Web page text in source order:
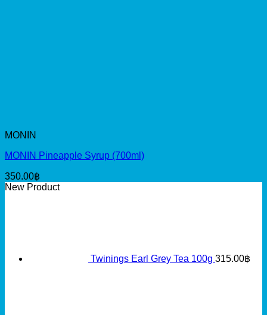
MONIN
MONIN Pineapple Syrup (700ml)
350.00฿
New Product
Twinings Earl Grey Tea 100g 315.00฿